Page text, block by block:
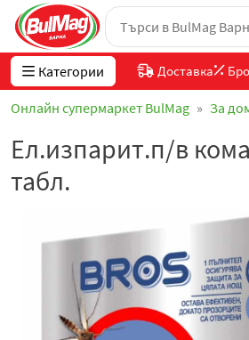
Категории Доставка
Онлайн супермаркет BulMag За
Ел.изпарит.п/в
табл.